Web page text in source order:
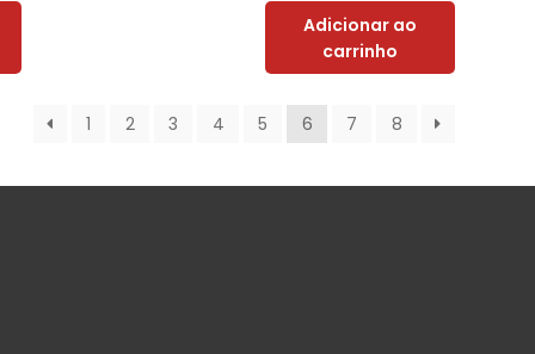
Adicionar ao
carrinho
1 2 3 4 5 6 7 8